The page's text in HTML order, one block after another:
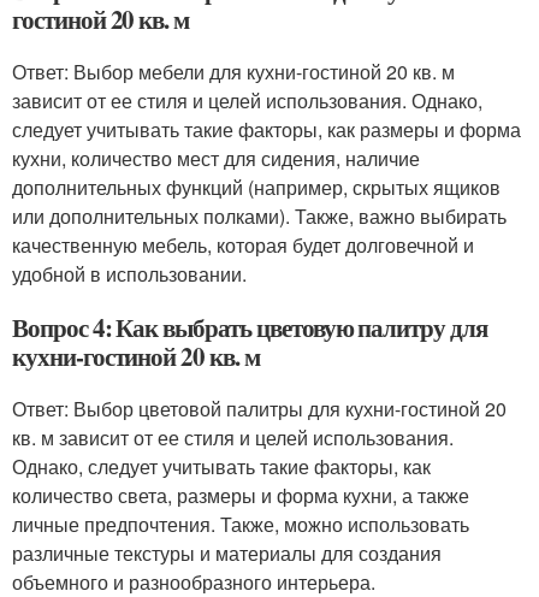
гостиной 20 кв. м
Ответ: Выбор мебели для кухни-гостиной 20 кв. м
зависит от ее стиля и целей использования. Однако,
следует учитывать такие факторы, как размеры и форма
кухни, количество мест для сидения, наличие
дополнительных функций (например, скрытых ящиков
или дополнительных полками). Также, важно выбирать
качественную мебель, которая будет долговечной и
удобной в использовании.
Вопрос 4: Как выбрать цветовую палитру для
кухни-гостиной 20 кв. м
Ответ: Выбор цветовой палитры для кухни-гостиной 20
кв. м зависит от ее стиля и целей использования.
Однако, следует учитывать такие факторы, как
количество света, размеры и форма кухни, а также
личные предпочтения. Также, можно использовать
различные текстуры и материалы для создания
объемного и разнообразного интерьера.